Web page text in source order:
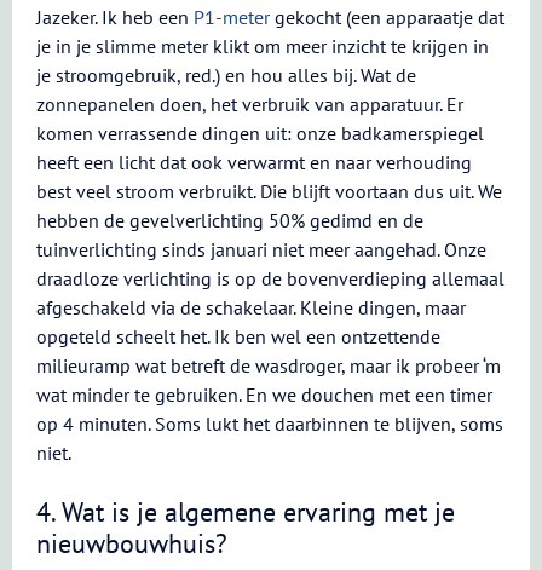
Jazeker. Ik heb een P1-metergekocht (een apparaatje dat
je in je slimme meter klikt om meer inzicht te krijgen in
je stroomgebruik, red.) en hou alles bij. Wat de
zonnepanelen doen, het verbruik van apparatuur. Er
komen verrassende dingen uit: onze badkamerspiegel
heeft een licht dat ook verwarmt en naar verhouding
best veel stroom verbruikt. Die blijft voortaan dus uit. We
hebben de gevelverlichting 50% gedimd en de
tuinverlichting sinds januari niet meer aangehad. Onze
draadloze verlichting is op de bovenverdieping allemaal
afgeschakeld via de schakelaar. Kleine dingen, maar
opgeteld scheelt het. Ik ben wel een ontzettende
milieuramp wat betreft de wasdroger, maar ik probeer ‘m
wat minder te gebruiken. En we douchen met een timer
op 4 minuten. Soms lukt het daarbinnen te blijven, soms
niet.
4. Wat is je algemene ervaring met je
nieuwbouwhuis?